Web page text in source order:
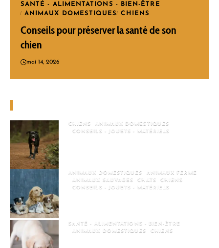
CHIENS
ANIMAUX DOMESTIQUES
CONSEILS - JOUETS - MATÉRIELS
ANIMAUX DOMESTIQUES
ANIMAUX FERME
ANIMAUX SAUVAGES
CHATS
CHIENS
CONSEILS - JOUETS - MATÉRIELS
SANTÉ - ALIMENTATIONS - BIEN-ÊTRE
ANIMAUX DOMESTIQUES
CHIENS
SANTÉ - ALIMENTATIONS - BIEN-ÊTRE
ANIMAUX DOMESTIQUES
CHIENS
Conseils pour préserver la santé de son
chien
mai 14, 2026